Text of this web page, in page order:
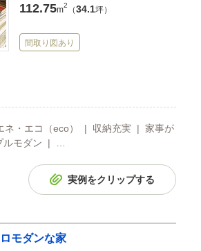
112.75m2 （34.1坪）
間取り図あり
・エコ（eco） | 収納充実 | 家事が
モダン | …
実例をクリップする
モダンな家